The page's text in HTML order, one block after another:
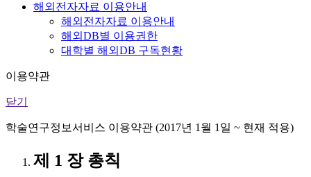
해외전자자료 이용안내
해외전자자료 이용안내
해외DB별 이용권한
대학별 해외DB 구독현황
이용약관
닫기
학술연구정보서비스 이용약관 (2017년 1월 1일 ~ 현재 적용)
제 1 장 총칙